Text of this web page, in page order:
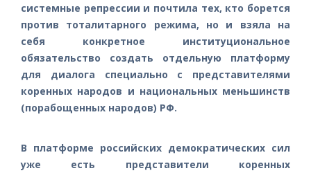
системные репрессии и почтила тех, кто борется
против тоталитарного режима, но и взяла на
себя конкретное институциональное
обязательство создать отдельную платформу
для диалога специально с представителями
коренных народов и национальных меньшинств
(порабощенных народов) РФ.
В платформе российских демократических сил
уже есть представители коренных